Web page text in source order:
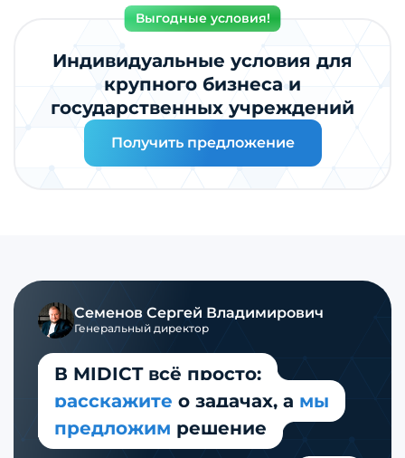
Выгодные условия!
Индивидуальные условия для
крупного бизнеса и
государственных учреждений
Получить предложение
Семенов Сергей Владимирович
Генеральный директор
В MIDICT всё просто:
расскажите о задачах, а мы
предложим решение